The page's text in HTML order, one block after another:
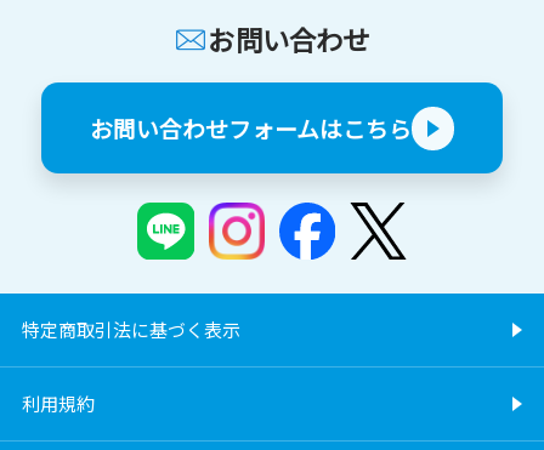
お問い合わせ
お問い合わせフォームはこちら
特定商取引法に基づく表示
利用規約